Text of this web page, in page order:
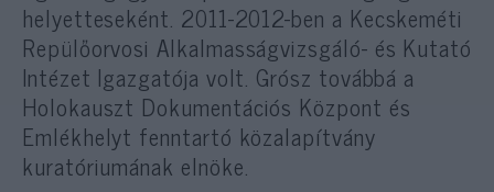
helyetteseként. 2011-2012-ben a Kecskeméti
Repülőorvosi Alkalmasságvizsgáló- és Kutató
Intézet Igazgatója volt. Grósz továbbá a
Holokauszt Dokumentációs Központ és
Emlékhelyt fenntartó közalapítvány
kuratóriumának elnöke.